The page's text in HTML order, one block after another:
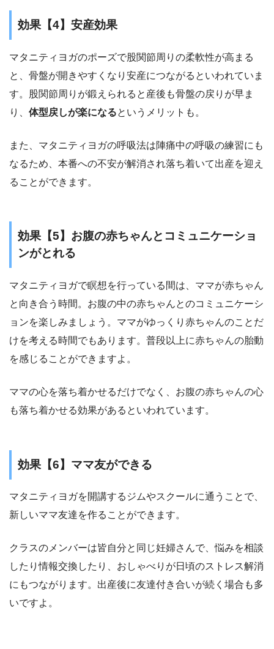
効果【4】安産効果
マタニティヨガのポーズで股関節周りの柔軟性が高まる
と、 骨盤が開きやすくなり安産につながる といわれていま
す。股関節周りが鍛えられると産後も骨盤の戻りが早ま
り、 体型戻しが楽になるというメリットも。
また、マタニティヨガの呼吸法は陣痛中の呼吸の練習にも
なるため、本番への不安が解消され落ち着いて出産を迎え
ることができます。
効果【5】お腹の赤ちゃんとコミュニケーショ
ンがとれる
マタニティヨガで瞑想を行っている間は、ママが赤ちゃん
と向き合う時間。 お腹の中の赤ちゃんとのコミュニケーシ
ョンを楽しみましょう。ママがゆっくり赤ちゃんのことだ
けを考える時間でもあります。普段以上に赤ちゃんの胎動
を感じることができますよ。
ママの心を落ち着かせるだけでなく、お腹の赤ちゃんの心
も落ち着かせる効果があるといわれています。
効果【6】ママ友ができる
マタニティヨガを開講するジムやスクールに通うことで、
新しいママ友達を作ることができます。
クラスのメンバーは皆自分と同じ妊婦さんで、悩みを相談
したり情報交換したり、おしゃべりが日頃のストレス解消
にもつながります。出産後に友達付き合いが続く場合も多
いですよ。